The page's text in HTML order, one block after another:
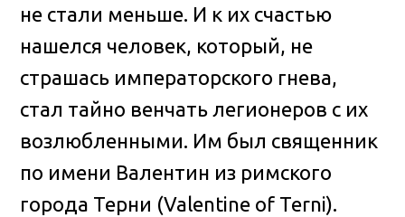
не стали меньше. И к их счастью
нашелся человек, который, не
страшась императорского гнева,
стал тайно венчать легионеров с их
возлюбленными. Им был священник
по имени Валентин из римского
города Терни (Valentine of Terni).